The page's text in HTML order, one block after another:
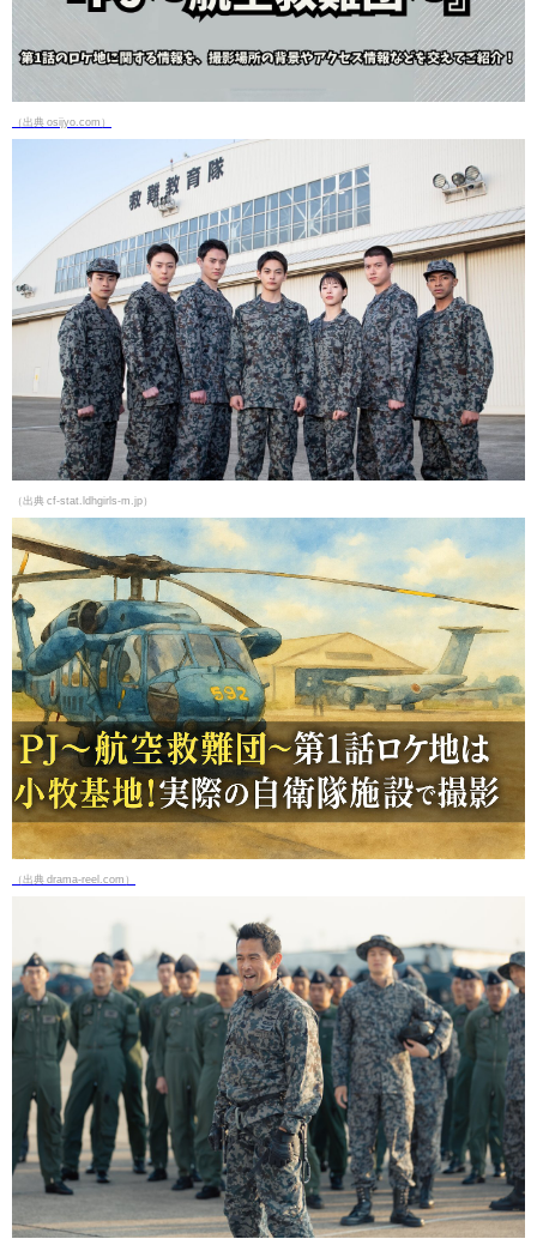
（出典 osijyo.com）
（出典 cf-stat.ldhgirls-m.jp）
（出典 drama-reel.com）